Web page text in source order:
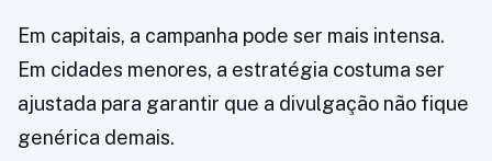
Em capitais, a campanha pode ser mais intensa.
Em cidades menores, a estratégia costuma ser
ajustada para garantir que a divulgação não fique
genérica demais.